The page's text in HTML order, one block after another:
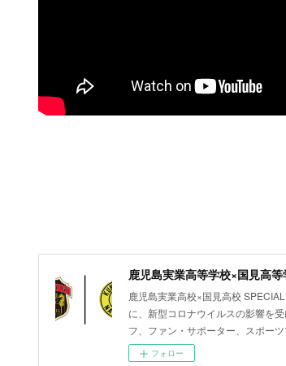
鹿児島実業高等学校×国見高
鹿児島実業高校×国見高校
に、新型コロナウイルスの影響を
フ、ファン・サポーター、スポー
フォロー